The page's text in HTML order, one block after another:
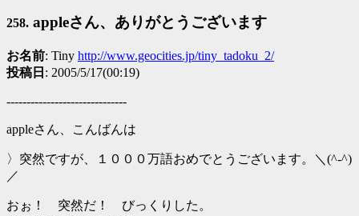
258. appleさん、ありがとうございます
お名前: Tiny http://www.geocities.jp/tiny_tadoku_2/
投稿日 : 2005/5/17(00:19)
------------------------------
appleさん、こんばんは
〉突然ですが、１０００万語おめでとうございます。＼(^-^)
／
おぉ！ 突然だ！ びっくりした。